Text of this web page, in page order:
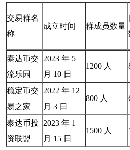
交易群名
称
成立时间 群成员数量
泰达币交
流乐园
2023 年 5
月 10 日
1200 人
稳定币交
易之家
2022 年 12
月 3 日
800 人
泰达币投
资联盟
2023 年 1
月 15 日
1500 人